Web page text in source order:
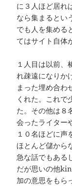
に３人ほど居れ
なら集まるとい
でも人を集める
てはサイト自体
１人目は以前、
れ疎遠になりか
まった埋め合わ
くれた。これで
た。その他は８
会ったライター
１０名ほどに声
ほとんど儲から
急な話でもある
だが思いの他
加の意思をもら